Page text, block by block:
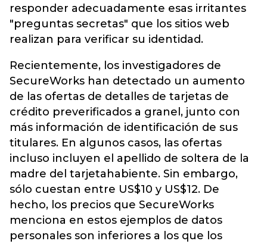
responder adecuadamente esas irritantes
"preguntas secretas" que los sitios web
realizan para verificar su identidad.
Recientemente, los investigadores de
SecureWorks han detectado un aumento
de las ofertas de detalles de tarjetas de
crédito preverificados a granel, junto con
más información de identificación de sus
titulares. En algunos casos, las ofertas
incluso incluyen el apellido de soltera de la
madre del tarjetahabiente. Sin embargo,
sólo cuestan entre US$10 y US$12. De
hecho, los precios que SecureWorks
menciona en estos ejemplos de datos
personales son inferiores a los que los